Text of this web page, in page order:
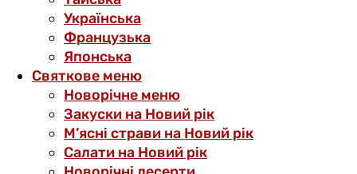
Українська
Французька
Японська
Святкове меню
Новорічне меню
Закуски на Новий рік
М’ясні страви на Новий рік
Салати на Новий рік